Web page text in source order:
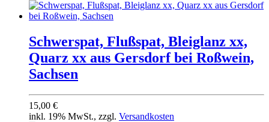
Schwerspat, Flußspat, Bleiglanz xx,
Quarz xx aus Gersdorf bei Roßwein,
Sachsen
15,00 €
inkl. 19% MwSt., zzgl. Versandkosten